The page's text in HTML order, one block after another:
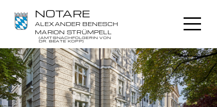
NOTARE
ALEXANDER BENESCH
MARION STRÜMPELL
(AMTSNACHFOLGERIN VON
DR. BEATE KOPP)